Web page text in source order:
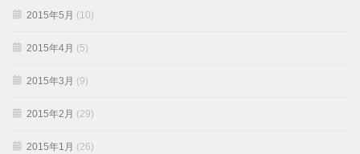
2015年5月 (10)
2015年4月 (5)
2015年3月 (9)
2015年2月 (29)
2015年1月 (26)